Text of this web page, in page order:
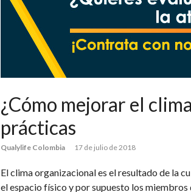
¿Cómo mejorar el
prácticas
Qualylife Colombia 17 de julio de 2018
El clima organizacional es el resultado de la
el espacio físico y por supuesto los miembros